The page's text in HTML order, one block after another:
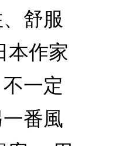
舒服
本作家
一定
番風